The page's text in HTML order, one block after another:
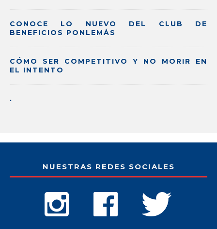
CONOCE LO NUEVO DEL CLUB DE
BENEFICIOS PONLEMÁS
CÓMO SER COMPETITIVO Y NO MORIR EN
EL INTENTO
.
NUESTRAS REDES SOCIALES